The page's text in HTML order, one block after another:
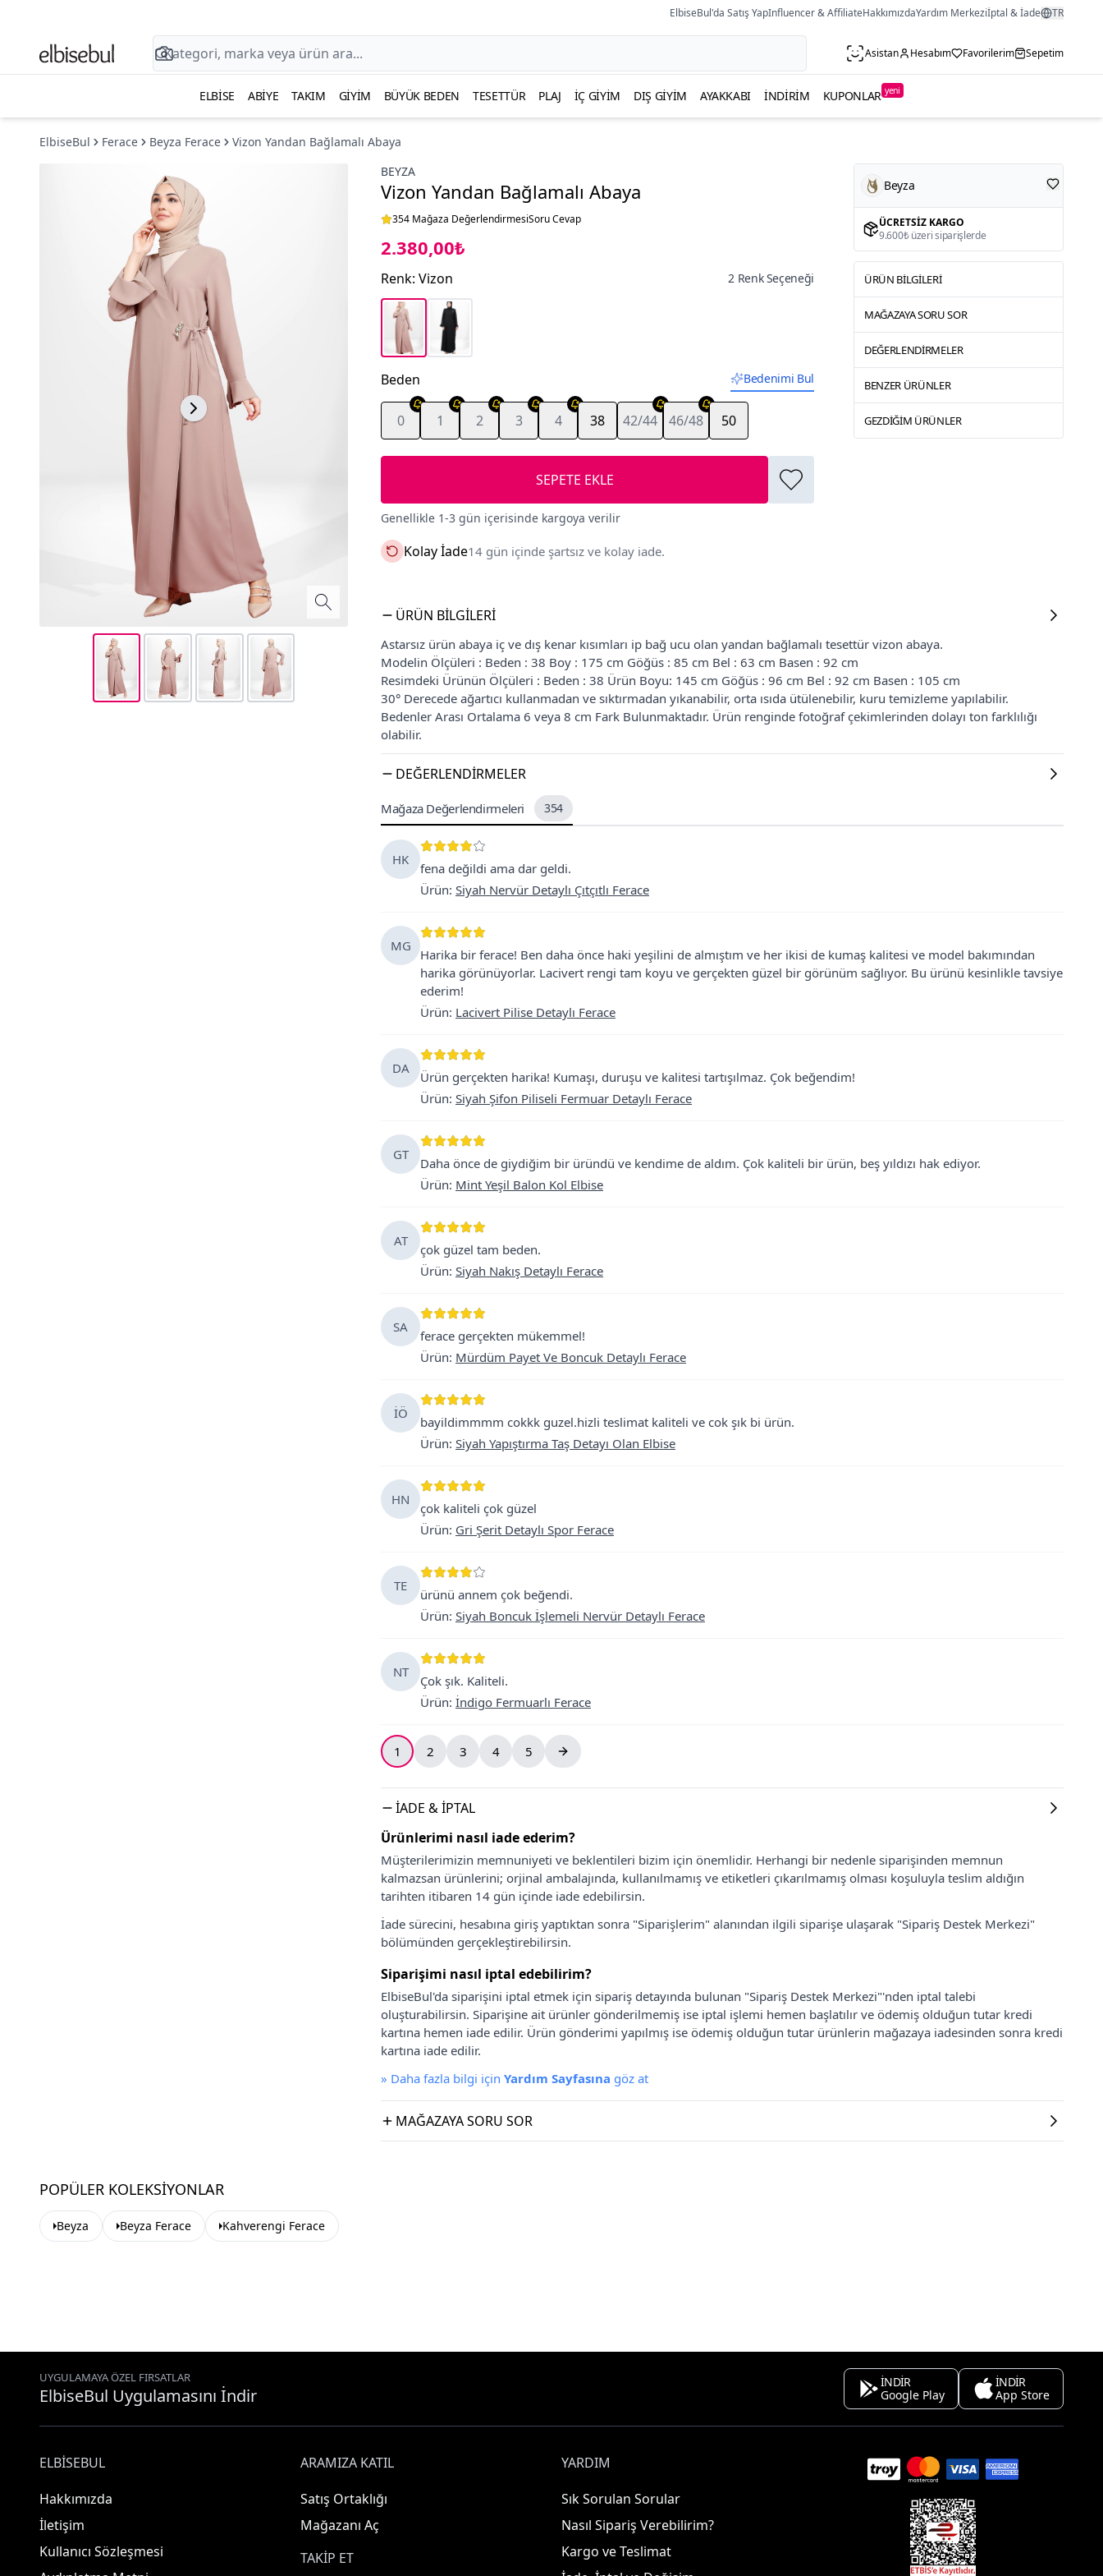
ElbiseBul'da Satış YapInfluencer & AffiliateHakkımızdaYardım Merkeziİptal & İade TR
Asistan Hesabım Favorilerim Sepetim
ELBISE ABIYE TAKIM GIYIM BÜYÜK BEDEN TESETTÜR PLAJ İÇ GIYIM DIŞ GIYIM AYAKKABI İNDIRIM KUPONLAR yeni
ElbiseBul Ferace Beyza Ferace
Vizon Yandan Bağlamalı Abaya
BEYZA
Vizon Yandan Bağlamalı Abaya
354 Mağaza DeğerlendirmesiSoru Cevap
2.380,00₺
Renk: Vizon 2 Renk Seçeneği
Beden Bedenimi Bul
0 1 2 3 4 38 42/44 46/48 50
SEPETE EKLE
Genellikle 1-3 gün içerisinde kargoya verilir
Kolay İade14 gün içinde şartsız ve kolay iade.
Beyza
ÜCRETSIZ KARGO
9.600₺ üzeri siparişlerde
ÜRÜN BILGILERI
MAĞAZAYA SORU SOR
DEĞERLENDIRMELER
BENZER ÜRÜNLER
GEZDIĞIM ÜRÜNLER
ÜRÜN BILGILERI
Astarsız ürün abaya iç ve dış kenar kısımları ip bağ ucu olan yandan bağlamalı tesettür vizon abaya.
Modelin Ölçüleri : Beden : 38 Boy : 175 cm Göğüs : 85 cm Bel : 63 cm Basen : 92 cm
Resimdeki Ürünün Ölçüleri : Beden : 38 Ürün Boyu: 145 cm Göğüs : 96 cm Bel : 92 cm Basen : 105 cm
30° Derecede ağartıcı kullanmadan ve sıktırmadan yıkanabilir, orta ısıda ütülenebilir, kuru temizleme yapılabilir.
Bedenler Arası Ortalama 6 veya 8 cm Fark Bulunmaktadır. Ürün renginde fotoğraf çekimlerinden dolayı ton farklılığı
olabilir.
DEĞERLENDIRMELER
Mağaza Değerlendirmeleri 354
HK
fena değildi ama dar geldi.
Ürün: Siyah Nervür Detaylı Çıtçıtlı Ferace
MG
Harika bir ferace! Ben daha önce haki yeşilini de almıştım ve her ikisi de kumaş kalitesi ve model bakımından
harika görünüyorlar. Lacivert rengi tam koyu ve gerçekten güzel bir görünüm sağlıyor. Bu ürünü kesinlikle tavsiye
ederim!
Ürün: Lacivert Pilise Detaylı Ferace
DA
Ürün gerçekten harika! Kumaşı, duruşu ve kalitesi tartışılmaz. Çok beğendim!
Ürün: Siyah Şifon Piliseli Fermuar Detaylı Ferace
GT
Daha önce de giydiğim bir üründü ve kendime de aldım. Çok kaliteli bir ürün, beş yıldızı hak ediyor.
Ürün: Mint Yeşil Balon Kol Elbise
AT
çok güzel tam beden.
Ürün: Siyah Nakış Detaylı Ferace
SA
ferace gerçekten mükemmel!
Ürün: Mürdüm Payet Ve Boncuk Detaylı Ferace
İÖ
bayildimmmm cokkk guzel.hizli teslimat kaliteli ve cok şık bi ürün.
Ürün: Siyah Yapıştırma Taş Detayı Olan Elbise
HN
çok kaliteli çok güzel
Ürün: Gri Şerit Detaylı Spor Ferace
TE
ürünü annem çok beğendi.
Ürün: Siyah Boncuk İşlemeli Nervür Detaylı Ferace
NT
Çok şık. Kaliteli.
Ürün: İndigo Fermuarlı Ferace
1 2 3 4 5
İADE & İPTAL
Ürünlerimi nasıl iade ederim?
Müşterilerimizin memnuniyeti ve beklentileri bizim için önemlidir. Herhangi bir nedenle siparişinden memnun
kalmazsan ürünlerini; orjinal ambalajında, kullanılmamış ve etiketleri çıkarılmamış olması koşuluyla teslim aldığın
tarihten itibaren 14 gün içinde iade edebilirsin.
İade sürecini, hesabına giriş yaptıktan sonra "Siparişlerim" alanından ilgili siparişe ulaşarak "Sipariş Destek Merkezi"
bölümünden gerçekleştirebilirsin.
Siparişimi nasıl iptal edebilirim?
ElbiseBul'da siparişini iptal etmek için sipariş detayında bulunan "Sipariş Destek Merkezi"'nden iptal talebi
oluşturabilirsin. Siparişine ait ürünler gönderilmemiş ise iptal işlemi hemen başlatılır ve ödemiş olduğun tutar kredi
kartına hemen iade edilir. Ürün gönderimi yapılmış ise ödemiş olduğun tutar ürünlerin mağazaya iadesinden sonra kredi
kartına iade edilir.
» Daha fazla bilgi için Yardım Sayfasına göz at
MAĞAZAYA SORU SOR
POPÜLER KOLEKSIYONLAR
Beyza Beyza Ferace Kahverengi Ferace
UYGULAMAYA ÖZEL FIRSATLAR
ElbiseBul Uygulamasını İndir
İNDİR
Google Play
İNDİR
App Store
ELBISEBUL
Hakkımızda
İletişim
Kullanıcı Sözleşmesi
ARAMIZA KATIL
Satış Ortaklığı
Mağazanı Aç
TAKIP ET
YARDIM
Sık Sorulan Sorular
Nasıl Sipariş Verebilirim?
Kargo ve Teslimat